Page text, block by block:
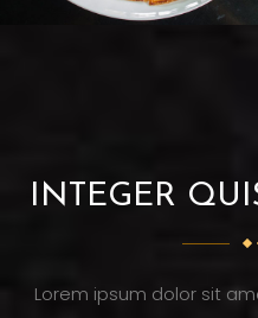
INTEGER
Lorem ipsum dolor sit